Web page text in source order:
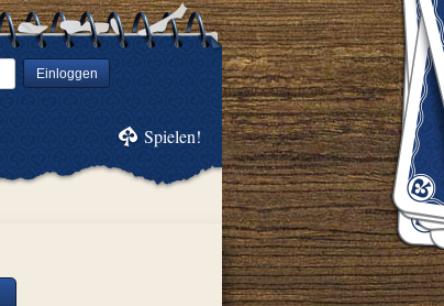
Einloggen
Spielen!